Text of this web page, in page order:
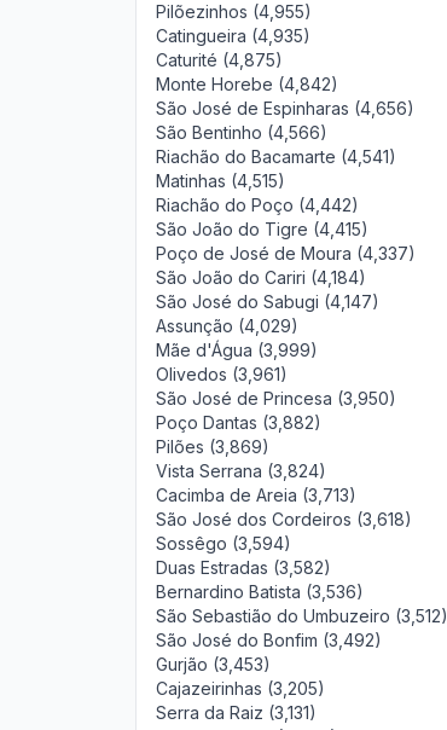
Pilõezinhos (4,955)
Catingueira (4,935)
Caturité (4,875)
Monte Horebe (4,842)
São José de Espinharas (4,656)
São Bentinho (4,566)
Riachão do Bacamarte (4,541)
Matinhas (4,515)
Riachão do Poço (4,442)
São João do Tigre (4,415)
Poço de José de Moura (4,337)
São João do Cariri (4,184)
São José do Sabugi (4,147)
Assunção (4,029)
Mãe d'Água (3,999)
Olivedos (3,961)
São José de Princesa (3,950)
Poço Dantas (3,882)
Pilões (3,869)
Vista Serrana (3,824)
Cacimba de Areia (3,713)
São José dos Cordeiros (3,618)
Sossêgo (3,594)
Duas Estradas (3,582)
Bernardino Batista (3,536)
São Sebastião do Umbuzeiro (3,512)
São José do Bonfim (3,492)
Gurjão (3,453)
Cajazeirinhas (3,205)
Serra da Raiz (3,131)